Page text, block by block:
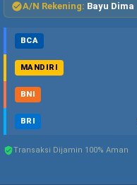
A/N Rekening: Bayu Dima
BCA
MANDIRI
BNI
BRI
Transaksi Dijamin 100% Aman